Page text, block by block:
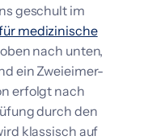
geschult im
medizinische
nach unten,
ein Zweieimer-
erfolgt nach
durch den
klassisch auf